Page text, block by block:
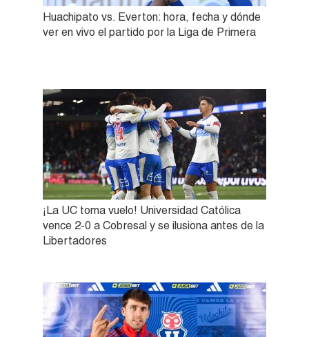
Huachipato vs. Everton: hora, fecha y dónde
ver en vivo el partido por la Liga de Primera
¡La UC toma vuelo! Universidad Católica
vence 2-0 a Cobresal y se ilusiona antes de la
Libertadores